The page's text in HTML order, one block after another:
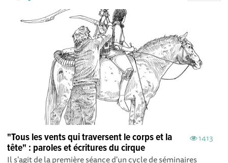
1413
"Tous les vents qui traversent le corps et la
tête" : paroles et écritures du cirque
Il s'agit de la première séance d'un cycle de séminaires